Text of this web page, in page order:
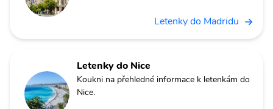
Letenky do Madridu
Letenky do Nice
Koukni na přehledné informace k letenkám do
Nice.